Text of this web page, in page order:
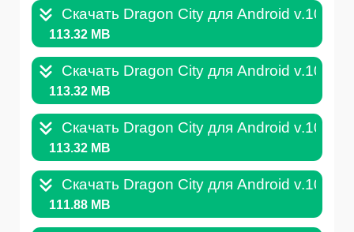
Скачать Dragon City для Android
113.32 MB
Скачать Dragon City для Android
113.32 MB
Скачать Dragon City для Android
113.32 MB
Скачать Dragon City для Android
111.88 MB